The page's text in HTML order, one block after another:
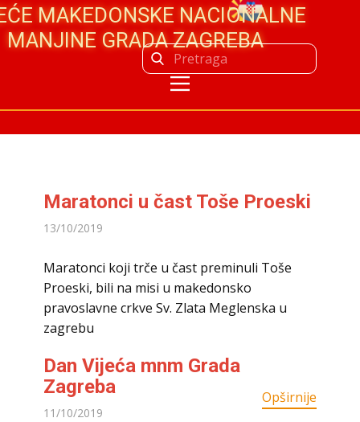
MAKEDONSKE NACIONALNE
MANJINE GRADA ZAGREBA
Maratonci u čast Toše Proeski
13/10/2019
Maratonci koji trče u čast preminuli Toše
Proeski, bili na misi u makedonsko
pravoslavne crkve Sv. Zlata Meglenska u
zagrebu
Opširnije
Dan Vijeća mnm Grada
Zagreba
11/10/2019